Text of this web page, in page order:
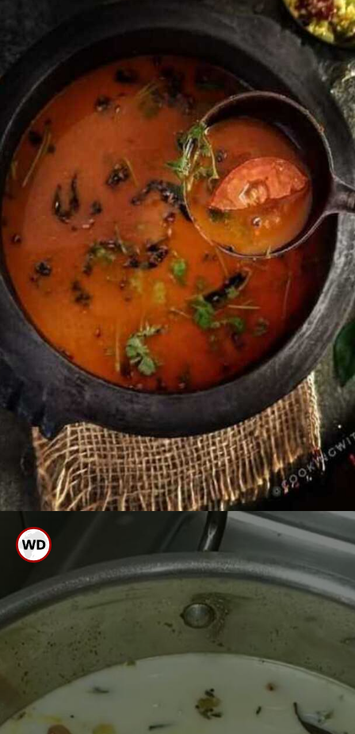
ಇದನ್ನು ಚೆನ್ನಾಗಿ ಕುದಿಸಿ ಕೊತ್ತಂಬರಿ
ಸೊಪ್ಪು, ಬೆಲ್ಲ, ಉಪ್ಪು ಹಾಕಿದರೆ ಸಾರು
ರೆಡಿ